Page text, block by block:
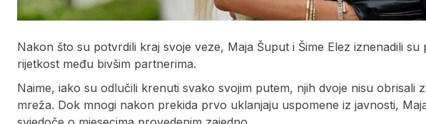
Nakon što su potvrdili kraj svoje veze, Maja Šuput i Šime Elez iznenadili
rijetkost među bivšim partnerima.
Naime, iako su odlučili krenuti svako svojim putem, njih dvoje nisu obrisali
mreža. Dok mnogi nakon prekida prvo uklanjaju uspomene iz javnosti,